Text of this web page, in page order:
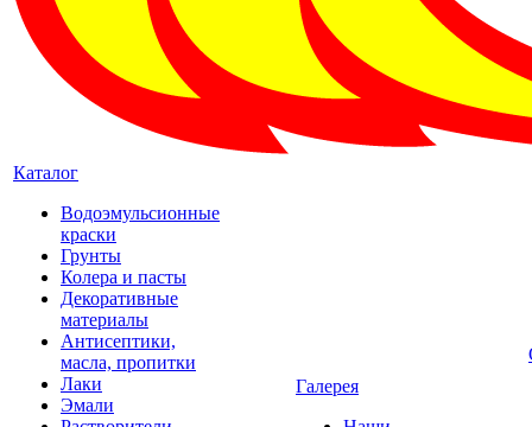
Каталог
Водоэмульсионные
краски
Грунты
Колера и пасты
Декоративные
материалы
Антисептики,
масла, пропитки
Лаки
Эмали
Галерея